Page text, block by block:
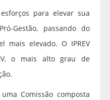
para elevar sua
Gestão, passando do
elevado. O IPREV
o mais alto grau de
Comissão composta